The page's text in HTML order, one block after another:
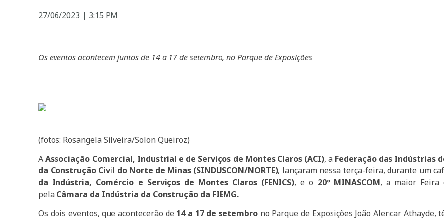
27/06/2023 | 3:15 PM
Os eventos acontecem juntos de 14 a 17 de setembro, no Parque de Exposições
(fotos: Rosangela Silveira/Solon Queiroz)
AAssociação Comercial, Industrial e de Serviços de Montes Claros (ACI), a Federação das Indústrias
da Construção Civil do Norte de Minas (SINDUSCON/NORTE), lançaram nessa terça-feira, durante um
da Indústria, Comércio e Serviços de Montes Claros (FENICS), e o 20º MINASCOM, a maior Feira
pela Câmara da Indústria da Construção da FIEMG.
Os dois eventos, que acontecerão de 14 a 17 de setembrono Parque de Exposições João Alencar Athayde,